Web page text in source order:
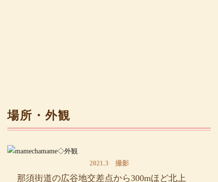
場所・外観
2021.3 撮影
那須街道の広谷地交差点から300mほど北上